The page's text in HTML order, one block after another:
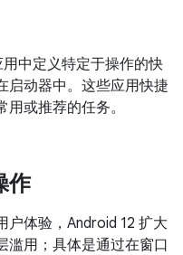
用中定义特定于操作的快
启动器中。这些应用快捷
或推荐的任务。
作
户体验，Android 12 扩大
滥用；具体是通过在窗口